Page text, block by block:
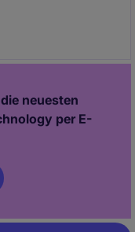
Teams bei
neuesten
per E-